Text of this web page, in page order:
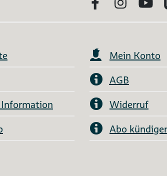
Mein Konto
AGB
Information
Widerruf
Abo